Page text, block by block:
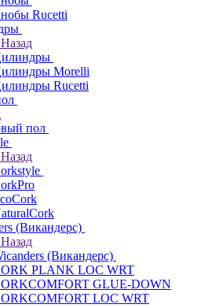
Rucetti
Назад
Morelli
Rucetti
пол
Назад
(Викандерс)
Назад
(Викандерс)
PLANK LOC WRT
GLUE-DOWN
LOC WRT